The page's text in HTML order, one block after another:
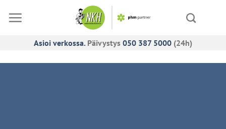
Asioi verkossa. Päivystys 050 387 5000 (24h)